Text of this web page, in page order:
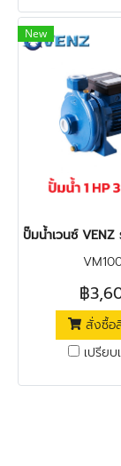
New
ปั๊มน้ำเวนซ์ VENZ
฿
สั่งซื้อ
เปรีย